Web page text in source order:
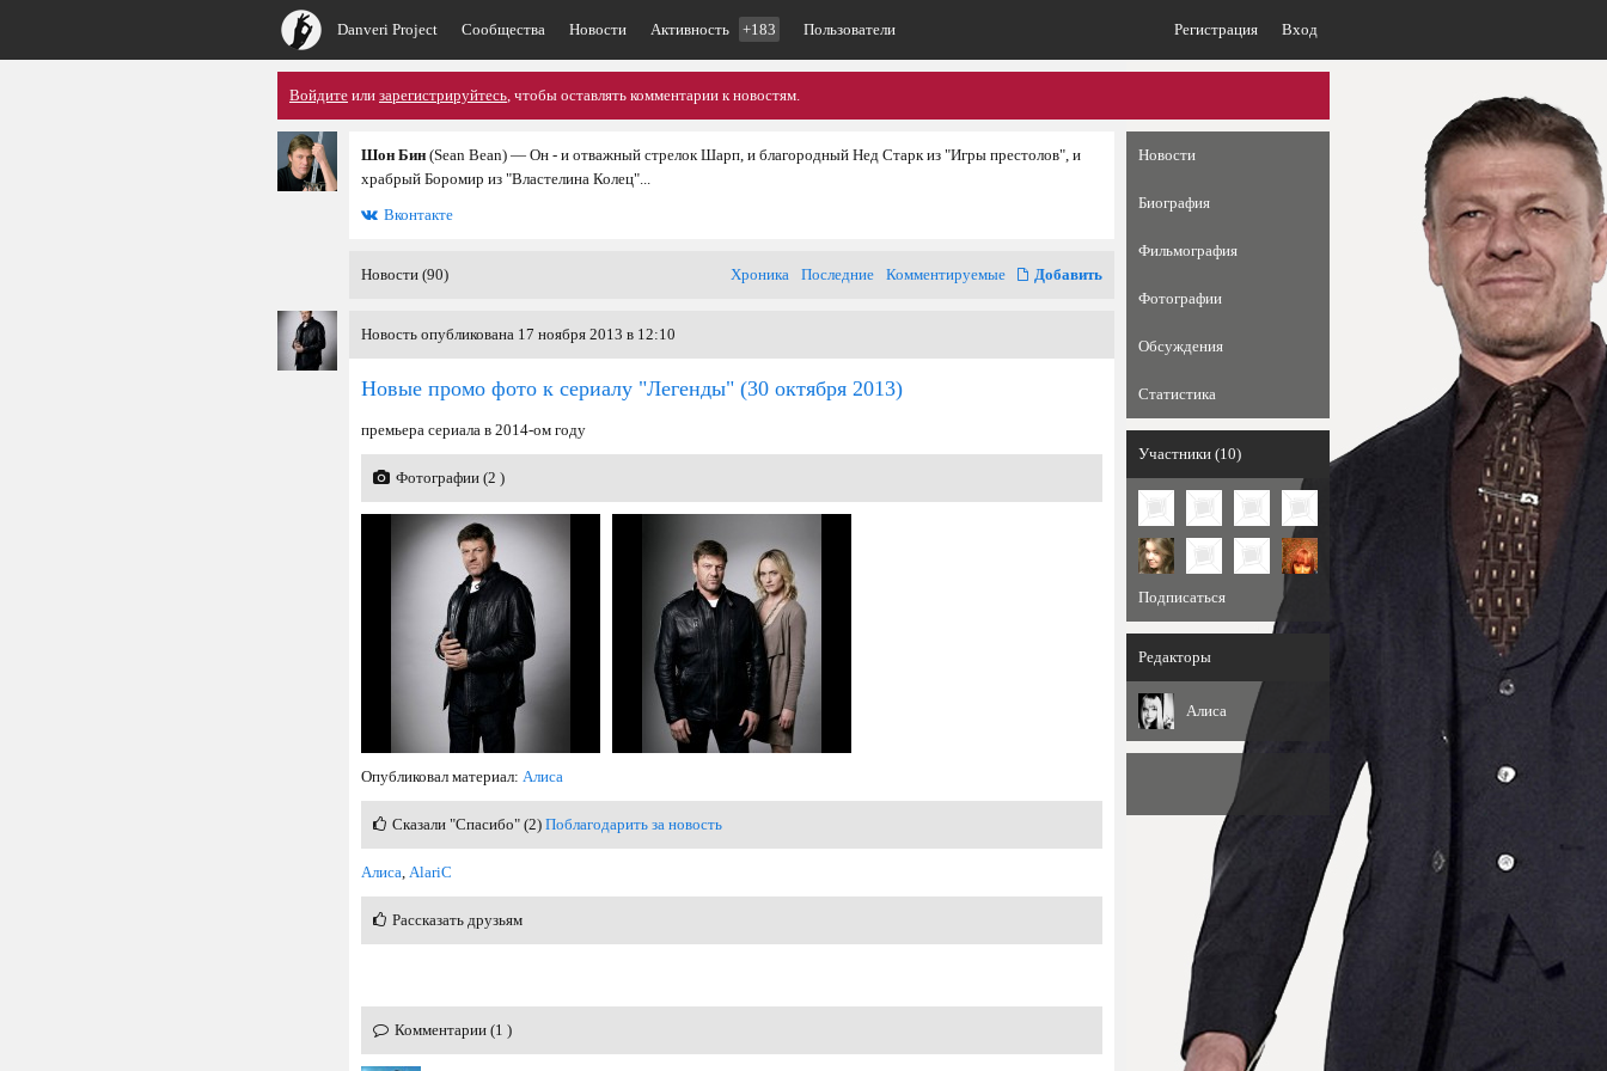
Danveri Project Сообщества Новости Активность +183 Пользователи Регистрация Вход
Войдите или зарегистрируйтесь, чтобы оставлять комментарии к новостям.
Шон Бин (Sean Bean) — Он - и отважный стрелок Шарп, и благородный Нед Старк из "Игры престолов", и
храбрый Боромир из "Властелина Колец"...
Вконтакте
Новости (90) Хроника Последние Комментируемые Добавить
Новость опубликована 17 ноября 2013 в 12:10
Новые промо фото к сериалу "Легенды" (30 октября 2013)
премьера сериала в 2014-ом году
Фотографии (2 )
Опубликовал материал: Алиса
Сказали "Спасибо" (2) Поблагодарить за новость
Алиса, AlariC
Рассказать друзьям
Комментарии (1 )
Новости
Биография
Фильмография
Фотографии
Обсуждения
Статистика
Участники (10)
Подписаться
Редакторы
Алиса